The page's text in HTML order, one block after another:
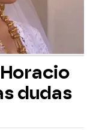
dudas